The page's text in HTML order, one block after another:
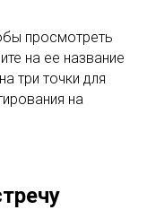
просмотреть
на ее название
три точки для
на